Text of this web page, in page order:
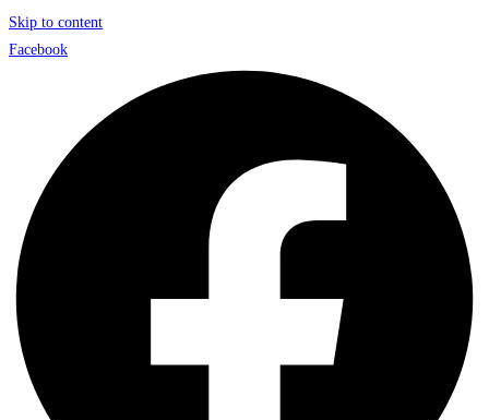
Skip to content
Facebook